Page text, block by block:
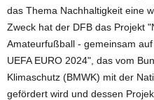
das Thema Nachhaltigkeit eine
Zweck hat der DFB das Projekt
Amateurfußball - gemeinsam
UEFA EURO 2024", das vom
Klimaschutz (BMWK) mit der
gefördert wird und dessen